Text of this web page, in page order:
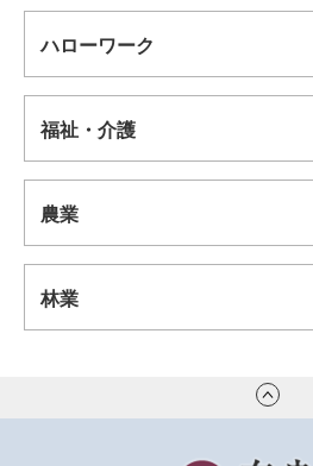
ハローワーク
福祉・介護
農業
林業